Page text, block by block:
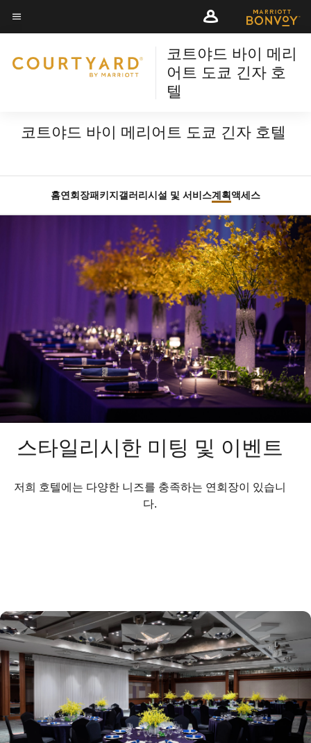
content
Skip
to
content
메뉴 텍스트
코트야드 바이 메리
어트 도쿄 긴자 호
텔
코트야드 바이 메리어트 도쿄 긴자 호텔
홈연회장패키지 갤러리 시설 및 서비스계획 액세스
스타일리시한 미팅 및 이벤트
저희 호텔에는 다양한 니즈를 충족하는 연회장이 있습니
다.​​​​​​​